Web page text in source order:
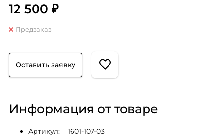
12 500 ₽
Предзаказ
Оставить заявку
Информация от товаре
Артикул:    1601-107-03